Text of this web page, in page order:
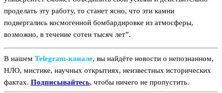
проделать эту работу, то станет ясно, что эти камни
подвергались космогенной бомбардировке из атмосферы,
возможно, в течение сотен тысяч лет”.
В нашем Telegram‑канале, вы найдёте новости о непознанном,
НЛО, мистике, научных открытиях, неизвестных исторических
фактах. Подписывайтесь, чтобы ничего не пропустить.